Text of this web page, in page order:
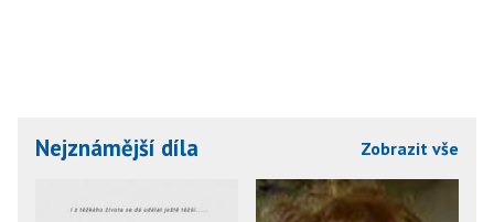
Nejznámější díla Zobrazit vše